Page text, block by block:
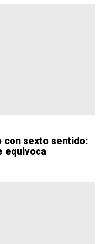
con sexto sentido:
equivoca